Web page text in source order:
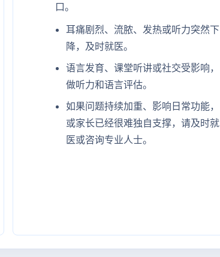
口。
耳痛剧烈、流脓、发热或听力突然下
降，及时就医。
语言发育、课堂听讲或社交受影响，
做听力和语言评估。
如果问题持续加重、影响日常功能，
或家长已经很难独自支撑，请及时就
医或咨询专业人士。